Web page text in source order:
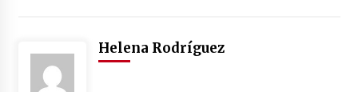
Helena Rodríguez